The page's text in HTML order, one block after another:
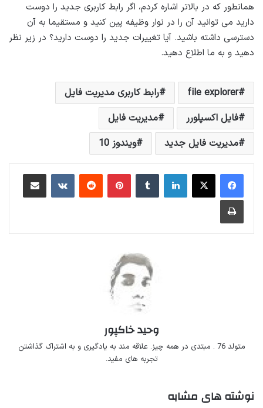
همانطور که در بالاتر اشاره کردم، اگر رابط کاربری جدید را دوست
دارید می توانید آن را در نوار وظیفه پین کنید و مستقیما به آن
دسترسی داشته باشید. آیا تغییرات جدید را دوست دارید؟ در زیر نظر
دهید و به ما اطلاع دهید.
file explorer
رابط کاربری مدیریت فایل
فایل اکسپلورر
مدیریت فایل
مدیریت فایل جدید
ویندوز 10
لینکداینتامبلر پینتریستReddit
VKontakteاشتراک گذاری با ایمیل
چاپ
وحید خاکپور
متولد 76 . مبتدی در همه چیز. علاقه مند به یادگیری و به اشتراک گذاشتن
تجربه های مفید.
نوشته های مشابه